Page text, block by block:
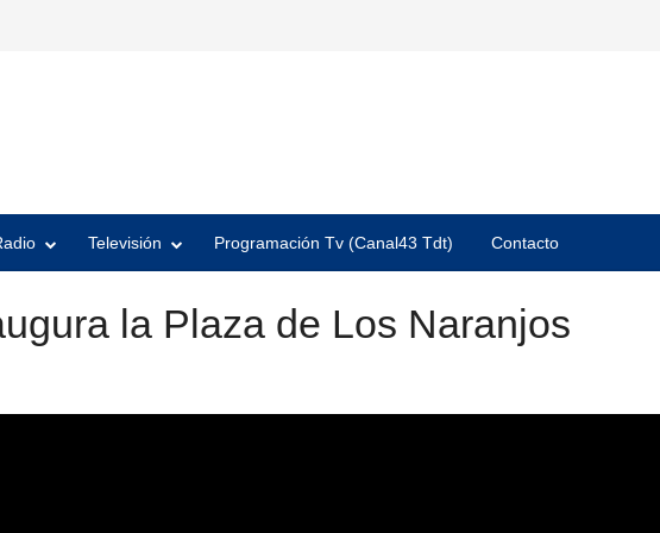
Televisión Programación Tv (Canal43 Tdt) Contacto
la Plaza de Los Naranjos